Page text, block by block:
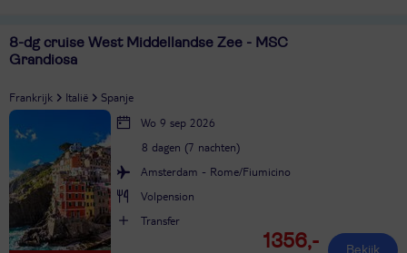
8-dg cruise West Middellandse Zee - MSC
Grandiosa
Frankrijk Italië Spanje
Wo 9 sep 2026
8 dagen (7 nachten)
Amsterdam - Rome/Fiumicino
Volpension
Transfer
1356,- Bekijk